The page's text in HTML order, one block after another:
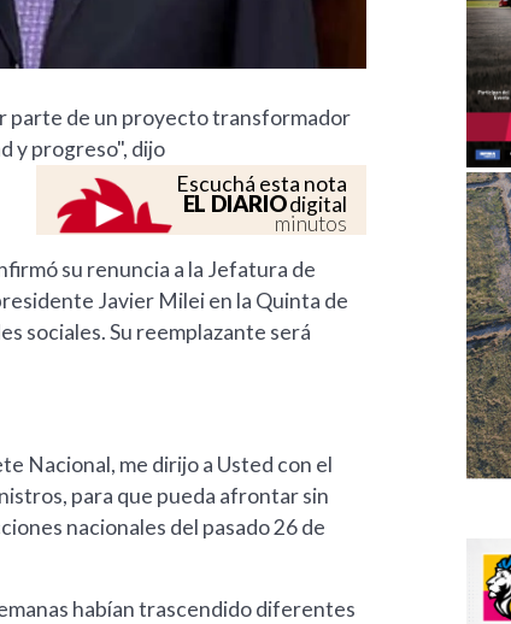
parte de un proyecto transformador
y progreso", dijo
Escuchá esta nota
EL DIARIOdigital
minutos
su renuncia a la Jefatura de
Javier Milei en la Quinta de
sociales. Su reemplazante será
Nacional, me dirijo a Usted con el
para que pueda afrontar sin
nacionales del pasado 26 de
habían trascendido diferentes